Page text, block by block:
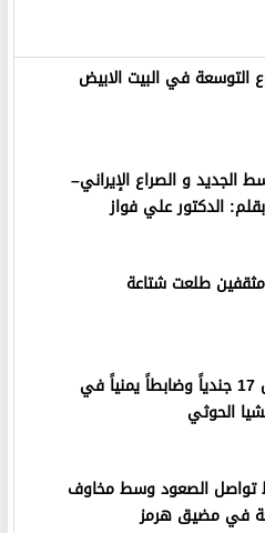
في البيت الابيض
الجديد و الصراع الإيراني–
الدكتور علي فواز
طلعت شتاعة
اليمن: مقتل 17 جندياً وضابطاً يمنياً في
الحوثي
تواصل الصعود وسط مخاوف
في مضيق هرمز